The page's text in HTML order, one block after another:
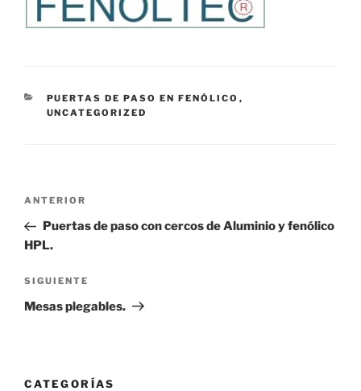
CATEGORÍAS
PUERTAS DE PASO EN FENÓLICO ,
UNCATEGORIZED
Navegación
entradas
Entrada
anterior:
ANTERIOR
Puertas de paso con cercos de Aluminio y fenólico
HPL.
Siguiente
entrada
SIGUIENTE
Mesas plegables.
CATEGORÍAS